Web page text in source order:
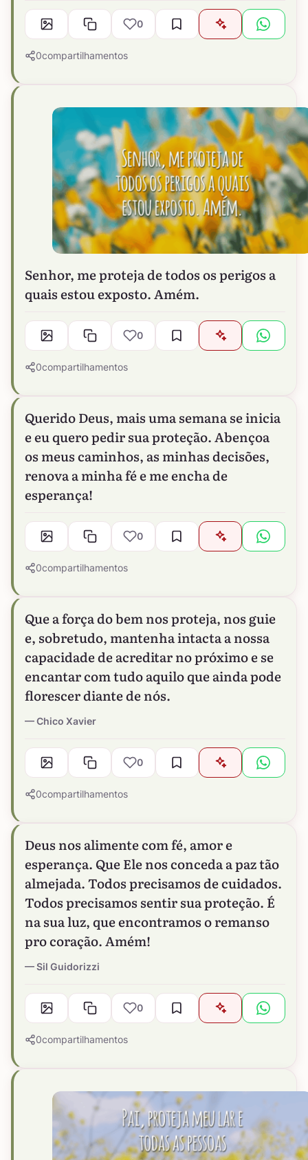
0
0compartilhamentos
Senhor, me proteja de todos os perigos a
quais estou exposto. Amém.
0
0compartilhamentos
Querido Deus, mais uma semana se inicia
e eu quero pedir sua proteção. Abençoa
os meus caminhos, as minhas decisões,
renova a minha fé e me encha de
esperança!
0
0compartilhamentos
Que a força do bem nos proteja, nos guie
e, sobretudo, mantenha intacta a nossa
capacidade de acreditar no próximo e se
encantar com tudo aquilo que ainda pode
florescer diante de nós.
Chico Xavier
0
0compartilhamentos
Deus nos alimente com fé, amor e
esperança. Que Ele nos conceda a paz tão
almejada. Todos precisamos de cuidados.
Todos precisamos sentir sua proteção. É
na sua luz, que encontramos o remanso
pro coração. Amém!
Sil Guidorizzi
0
0compartilhamentos